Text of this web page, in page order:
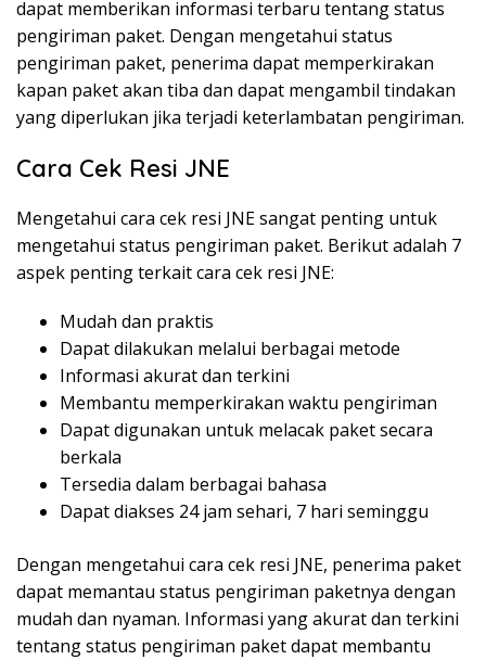
dapat memberikan informasi terbaru tentang status
pengiriman paket. Dengan mengetahui status
pengiriman paket, penerima dapat memperkirakan
kapan paket akan tiba dan dapat mengambil tindakan
yang diperlukan jika terjadi keterlambatan pengiriman.
Cara Cek Resi JNE
Mengetahui cara cek resi JNE sangat penting untuk
mengetahui status pengiriman paket. Berikut adalah 7
aspek penting terkait cara cek resi JNE:
Mudah dan praktis
Dapat dilakukan melalui berbagai metode
Informasi akurat dan terkini
Membantu memperkirakan waktu pengiriman
Dapat digunakan untuk melacak paket secara
berkala
Tersedia dalam berbagai bahasa
Dapat diakses 24 jam sehari, 7 hari seminggu
Dengan mengetahui cara cek resi JNE, penerima paket
dapat memantau status pengiriman paketnya dengan
mudah dan nyaman. Informasi yang akurat dan terkini
tentang status pengiriman paket dapat membantu